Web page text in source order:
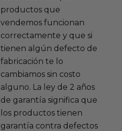
productos que
vendemos funcionan
correctamente y que si
tienen algún defecto de
fabricación te lo
cambiamos sin costo
alguno. La ley de 2 años
de garantía significa que
los productos tienen
garantía contra defectos